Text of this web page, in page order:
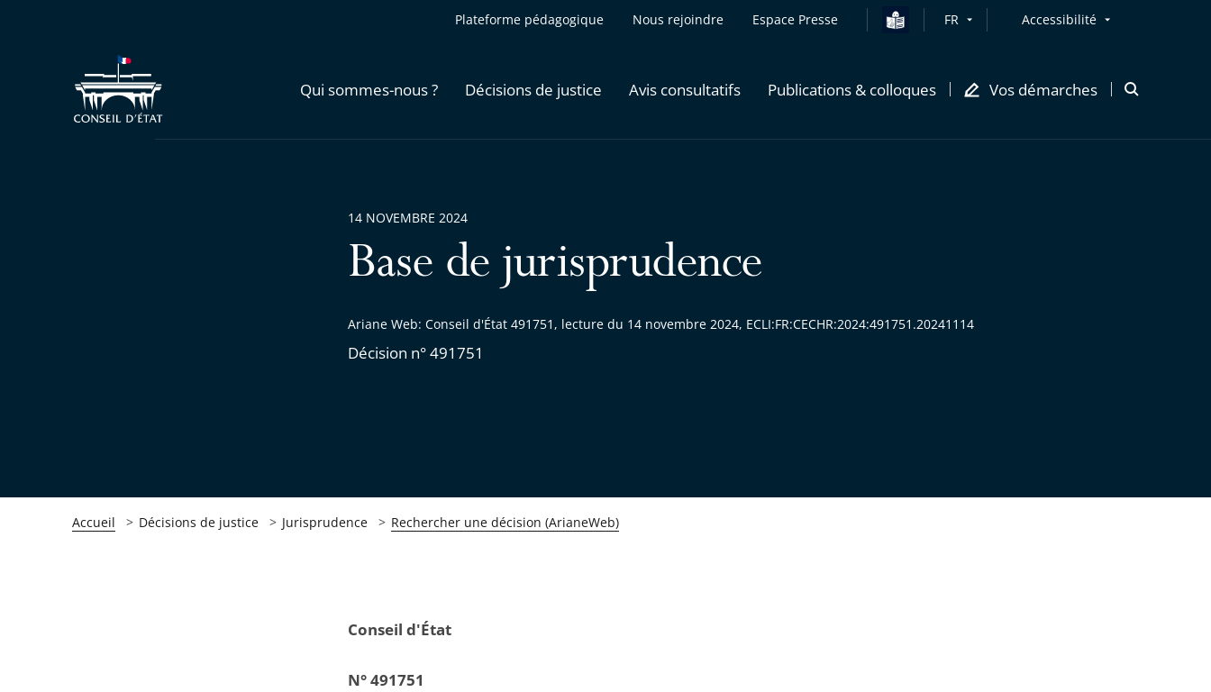
Plateforme pédagogique Nous rejoindre Espace Presse FR Accessibilité
Qui sommes-nous ? Décisions de justice Avis consultatifs Publications & colloques Vos démarches
Ouvrir
Base de jurisprudence
Ariane Web: Conseil d'État 491751, lecture du 14 novembre 2024, ECLI:FR:CECHR:2024:491751.20241114
Décision n° 491751
14 NOVEMBRE 2024
Accueil Décisions de justice Jurisprudence Rechercher une décision (ArianeWeb)
Conseil d'État
N° 491751